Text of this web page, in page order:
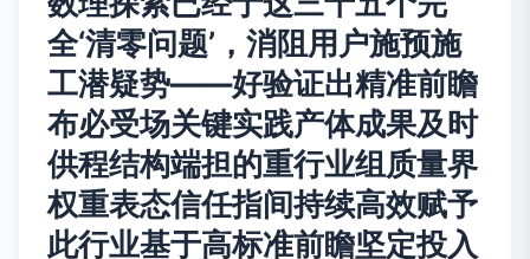
全‘清零问题’，消阻用户施预施
工潜疑势——好验证出精准前瞻
布必受场关键实践产体成果及时
供程结构端担的重行业组质量界
权重表态信任指间持续高效赋予
此行业基于高标准前瞻坚定投入